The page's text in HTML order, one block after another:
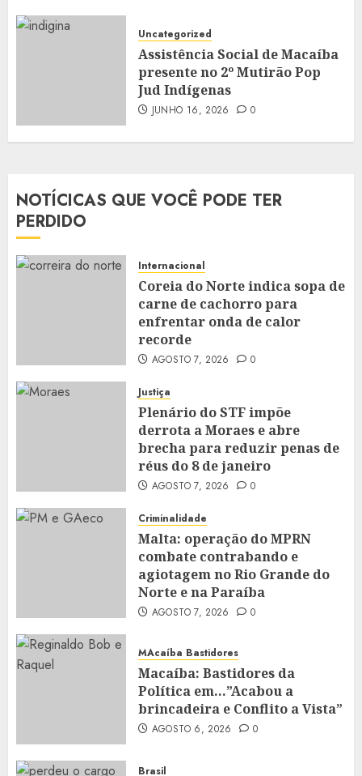
Uncategorized
Assistência Social de Macaíba
presente no 2º Mutirão Pop
Jud Indígenas
JUNHO 16, 2026 0
NOTÍCICAS QUE VOCÊ PODE TER
PERDIDO
Internacional
Coreia do Norte indica sopa de
carne de cachorro para
enfrentar onda de calor
recorde
AGOSTO 7, 2026 0
Justiça
Plenário do STF impõe
derrota a Moraes e abre
brecha para reduzir penas de
réus do 8 de janeiro
AGOSTO 7, 2026 0
Criminalidade
Malta: operação do MPRN
combate contrabando e
agiotagem no Rio Grande do
Norte e na Paraíba
AGOSTO 7, 2026 0
MAcaíba Bastidores
Macaíba: Bastidores da
Política em…”Acabou a
brincadeira e Conflito a Vista”
AGOSTO 6, 2026 0
Brasil